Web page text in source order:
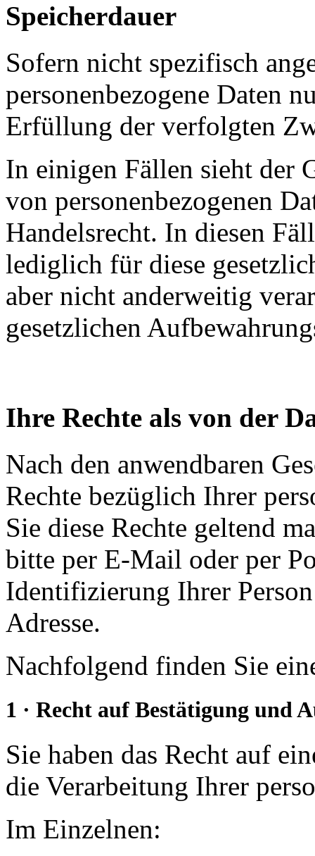
Speicherdauer
Sofern nicht spezifisch
personenbezogene Daten
Erfüllung der verfolgten
In einigen Fällen sieht der
von personenbezogenen
Handelsrecht. In diesen
lediglich für diese
aber nicht anderweitig
gesetzlichen
Ihre Rechte als von der
Nach den anwendbaren
Rechte bezüglich Ihrer
Sie diese Rechte geltend
bitte per E-Mail oder per
Identifizierung Ihrer
Adresse.
Nachfolgend finden Sie
1 · Recht auf Bestätigung und
Sie haben das Recht auf
die Verarbeitung Ihrer
Im Einzelnen: